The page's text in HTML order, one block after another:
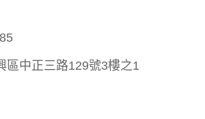
區中正三路129號3樓之1